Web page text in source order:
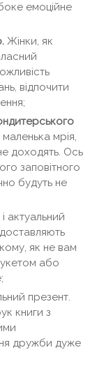
емоційне
Жінки, як
відпочити
мрія,
доходять. Ось
заповітного
будуть не
актуальний
як не вам
або
презент.
книги з
дружби дуже